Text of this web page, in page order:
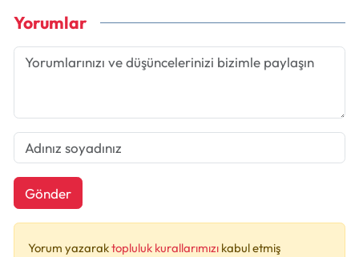
Yorumlar
Gönder
Yorum yazaraktopluluk kurallarımızı kabul etmiş